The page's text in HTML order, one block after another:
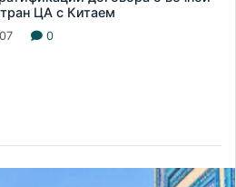
ЦА с Китаем
0